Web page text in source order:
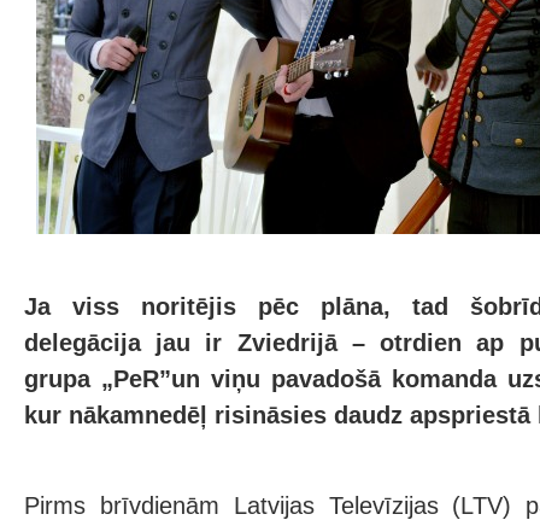
Ja viss noritējis pēc plāna, tad
delegācija jau ir Zviedrijā – otrdien ap
grupa „PeR”un viņu pavadošā komanda
kur nākamnedēļ risināsies daudz
Pirms brīvdienām Latvijas Televīzijas (LTV)